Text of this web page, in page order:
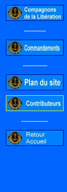
---------
----------
-----------